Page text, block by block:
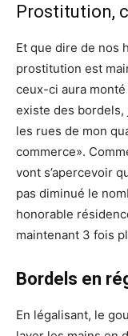
Prostitution,
Et que dire de nos
prostitution est
ceux-ci aura monté
existe des
les rues de mon
commerce».
vont s’apercevoir
pas diminué le
honorable
maintenant 3 fois
Bordels en
En légalisant, le